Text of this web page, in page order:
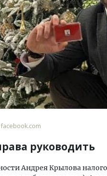
руководить
Андрея Крылова
Ищем новые
«Жилищной
Гатилов — о том,
оставаться на
штормит
СТРОИТЕЛЬСТВО